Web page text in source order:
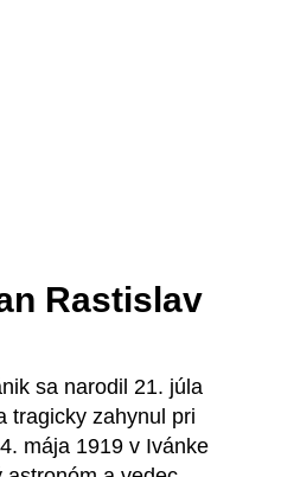
Rastislav
sa narodil 21. júla
tragicky zahynul pri
mája 1919 v Ivánke